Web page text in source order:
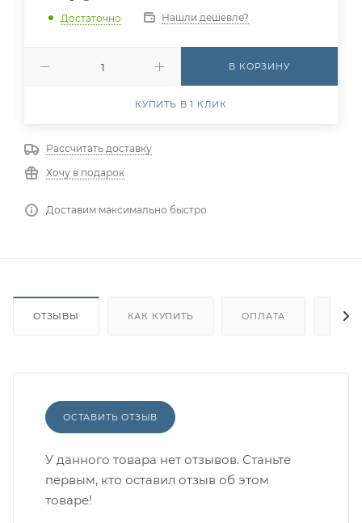
Достаточно Нашли дешевле?
В КОРЗИНУ
КУПИТЬ В 1 КЛИК
Рассчитать доставку
Хочу в подарок
Доставим максимально быстро
ОТЗЫВЫ КАК КУПИТЬ ОПЛАТА
ОСТАВИТЬ ОТЗЫВ
У данного товара нет отзывов. Станьте
первым, кто оставил отзыв об этом
товаре!